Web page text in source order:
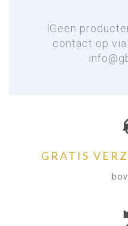
lGeen
contact op
GRATIS